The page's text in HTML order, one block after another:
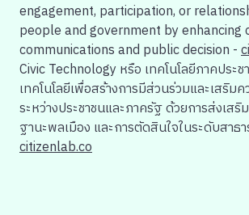
engagement, participation, or
people and government by enhancing
communications and public decision -
Civic Technology หรือ เทคโนโลยีภาคประ
เทคโนโลยีเพื่อสร้างการมีส่วนร่วมและเสริม
ระหว่างประชาชนและภาครัฐ ด้วยการส่งเสริ
ฐานะพลเมือง และการตัดสินใจในระดับสาธ
citizenlab.co